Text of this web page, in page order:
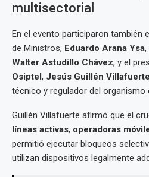
multisectorial
En el evento participaron también
de Ministros, Eduardo Arana Ysa,
Walter Astudillo Chávez, y el
Osiptel, Jesús Guillén Villafuerte
técnico y regulador del organismo
Guillén Villafuerte afirmó que el
líneas activas, operadoras
permitió ejecutar bloqueos
utilizan dispositivos legalmente